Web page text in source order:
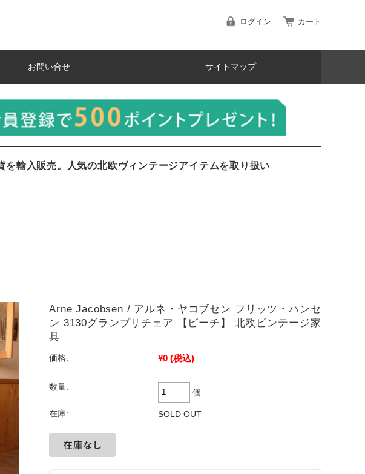
ログイン カート
お問い合せ サイトマップ
輸入販売。人気の北欧ヴィンテージアイテムを取り扱い
Arne Jacobsen / アルネ・ヤコブセン フリッツ・ハンセ
ン 3130グランプリチェア 【ビーチ】 北欧ビンテージ家
具
価格: ¥0 (税込)
数量:
個
在庫: SOLD OUT